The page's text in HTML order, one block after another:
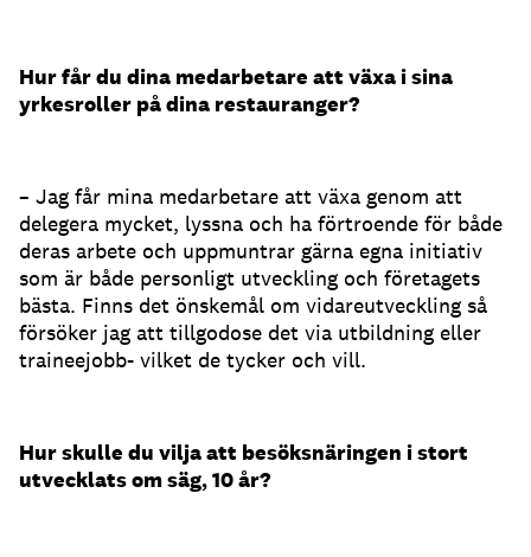
Hur får du dina medarbetare att växa i sina
yrkesroller på dina restauranger?
– Jag får mina medarbetare att växa genom att
delegera mycket, lyssna och ha förtroende för både
deras arbete och uppmuntrar gärna egna initiativ
som är både personligt utveckling och företagets
bästa. Finns det önskemål om vidareutveckling så
försöker jag att tillgodose det via utbildning eller
traineejobb- vilket de tycker och vill.
Hur skulle du vilja att besöksnäringen i stort
utvecklats om säg, 10 år?